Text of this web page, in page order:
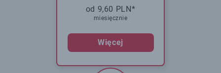
od 9,60 PLN*
miesięcznie
Więcej